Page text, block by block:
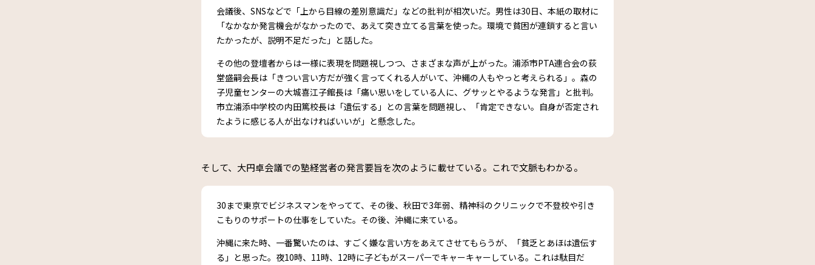
会議後、SNSなどで「上から目線の差別意識だ」などの批判が相次いだ。男性は30日、本紙の取材に
「なかなか発言機会がなかったので、あえて突き立てる言葉を使った。環境で貧困が連鎖すると言い
たかったが、説明不足だった」と話した。
その他の登壇者からは一様に表現を問題視しつつ、さまざまな声が上がった。浦添市PTA連合会の荻
堂盛嗣会長は「きつい言い方だが強く言ってくれる人がいて、沖縄の人もやっと考えられる」。森の
子児童センターの大城喜江子館長は「痛い思いをしている人に、グサッとやるような発言」と批判。
市立浦添中学校の内田篤校長は「遺伝する」との言葉を問題視し、「肯定できない。自身が否定され
たように感じる人が出なければいいが」と懸念した。
そして、大円卓会議での塾経営者の発言要旨を次のように載せている。これで文脈もわかる。
30まで東京でビジネスマンをやってて、その後、秋田で3年弱、精神科のクリニックで不登校や引き
こもりのサポートの仕事をしていた。その後、沖縄に来ている。
沖縄に来た時、一番驚いたのは、すごく嫌な言い方をあえてさせてもらうが、「貧乏とあほは遺伝す
る」と思った。夜10時、11時、12時に子どもがスーパーでキャーキャーしている。これは駄目だ